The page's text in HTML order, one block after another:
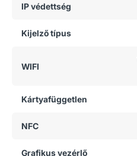
IP védettség
Kijelző típus
WIFI
Kártyafüggetlen
NFC
Grafikus vezérlő